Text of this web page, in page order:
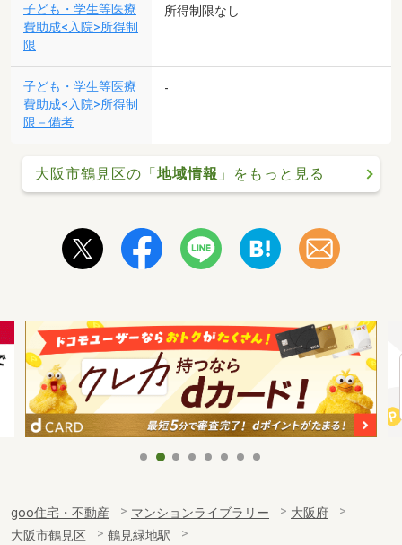
子ども・学生等医療
費助成<入院>所得制
限
所得制限なし
子ども・学生等医療
費助成<入院>所得制
限－備考
-
大阪市鶴見区の「地域情報 」をもっと見る
goo住宅・不動産 マンションライブラリー
大阪府
大阪市鶴見区
鶴見緑地駅